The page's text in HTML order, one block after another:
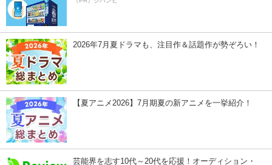
2026年7月夏ドラマも、注目作＆話題作が勢ぞろい！
【夏アニメ2026】7月期夏の新アニメを一挙紹介！
芸能界を志す10代～20代を応援！オーディション・